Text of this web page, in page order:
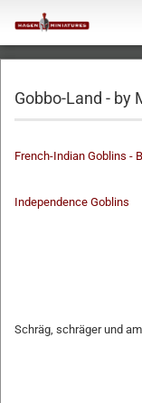
Gobbo-Land - by
French-Indian Goblins -
Independence Goblins
Schräg, schräger und